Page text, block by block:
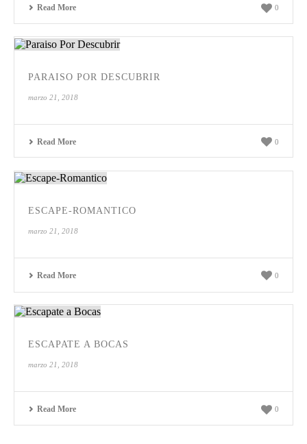
Read More 0
PARAISO POR DESCUBRIR
marzo 21, 2018
Read More 0
ESCAPE-ROMANTICO
marzo 21, 2018
Read More 0
ESCAPATE A BOCAS
marzo 21, 2018
Read More 0